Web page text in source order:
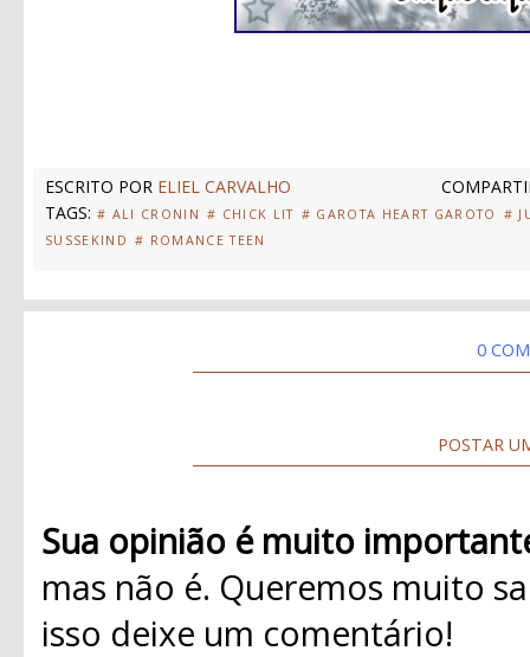
ESCRITO POR ELIEL CARVALHO
TAGS: # ALI CRONIN # CHICK LIT # GAROTA HEART GAROTO
#
SUSSEKIND # ROMANCE TEEN
0
POSTAR
Sua opinião é muito
mas não é. Queremos muito
isso deixe um comentário!